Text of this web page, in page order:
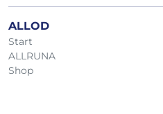
ALLOD
Start
ALLRUNA
Shop